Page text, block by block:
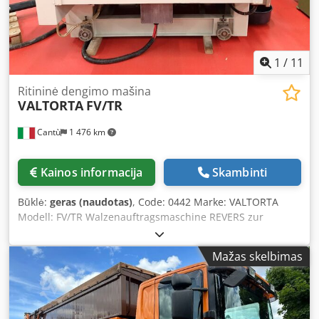
1 / 11
Cantù 1 476 km
Ritininė dengimo mašina
VALTORTA FV/TR
Kainos informacija Skambinti
Būklė: geras (naudotas), Code: 0442 Marke: VALTORTA
Modell: FV/TR Walzenauftragsmaschine REVERS zur
Rollbeschichtung von Grundierungen und UV-Decklacken
Förderbandsystem mit automatischer Zentrierung zur
Spurhaltung des Bandes Arbeitsbreite: 1300 mm
Arbeitstischhöhe ab Boden: 900 mm Csdpfju T Hbwox Ai
Soha Arbeitshöhe: 1–180 mm 1 rakelbeschichtete
Auftragswalze, Durchmesser 240 mm 1 Dosiereinheit mit
Mažas skelbimas